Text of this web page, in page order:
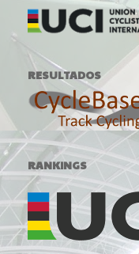
RESULTADOS
RANKINGS